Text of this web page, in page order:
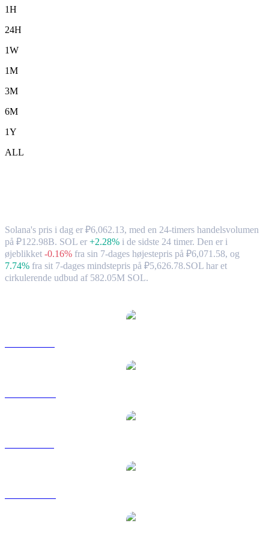
1H
24H
1W
1M
3M
6M
1Y
ALL
Solana's pris i dag er ₽6,062.13, med en 24-timers handelsvolumen
på ₽122.98B. SOL er +2.28% i de sidste 24 timer. Den er i
øjeblikket -0.16% fra sin 7-dages højestepris på ₽6,071.58, og
7.74% fra sit 7-dages mindstepris på ₽5,626.78.SOL har et
cirkulerende udbud af 582.05M SOL.